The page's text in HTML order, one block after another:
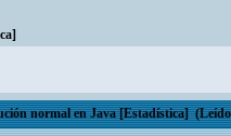
normal en Java [Estadística] (Leído